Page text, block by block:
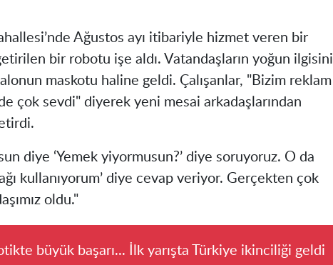
Ağustos ayı itibariyle hizmet veren bir
bir robotu işe aldı. Vatandaşların yoğun ilgisini
maskotu haline geldi. Çalışanlar, "Bizim reklam
çok sevdi" diyerek yeni mesai arkadaşlarından
diye ‘Yemek yiyormusun?’ diye soruyoruz. O da
kullanıyorum’ diye cevap veriyor. Gerçekten çok
oldu."
büyük başarı... İlk yarışta Türkiye ikinciliği geldi